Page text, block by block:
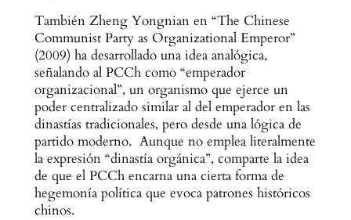
También Zheng Yongnian en “The Chinese
Communist Party as Organizational Emperor”
(2009) ha desarrollado una idea analógica,
señalando al PCCh como “emperador
organizacional”, un organismo que ejerce un
poder centralizado similar al del emperador en las
dinastías tradicionales, pero desde una lógica de
partido moderno. Aunque no emplea literalmente
la expresión “dinastía orgánica”, comparte la idea
de que el PCCh encarna una cierta forma de
hegemonía política que evoca patrones históricos
chinos.